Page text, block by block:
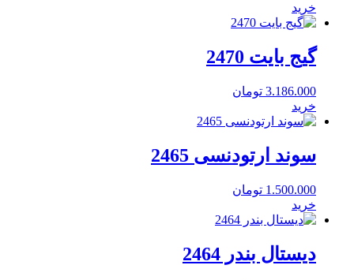
خرید
گیج بایت 2470
3.186.000 تومان
خرید
سوند ارتودنسی 2465
1.500.000 تومان
خرید
دیستال بندر 2464